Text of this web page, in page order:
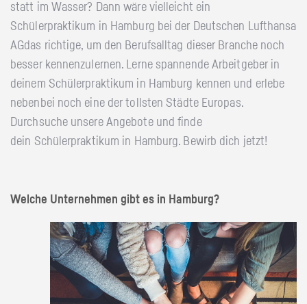
statt im Wasser? Dann wäre vielleicht ein
Schülerpraktikum in Hamburg bei der Deutschen Lufthansa
AGdas richtige, um den Berufsalltag dieser Branche noch
besser kennenzulernen. Lerne spannende Arbeitgeber in
deinem Schülerpraktikum in Hamburg kennen und erlebe
nebenbei noch eine der tollsten Städte Europas.
Durchsuche unsere Angebote und finde
dein Schülerpraktikum in Hamburg. Bewirb dich jetzt!
Welche Unternehmen gibt es in Hamburg?